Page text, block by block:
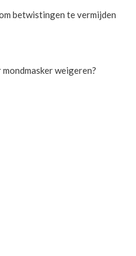
om betwistingen te vermijden
weigeren?